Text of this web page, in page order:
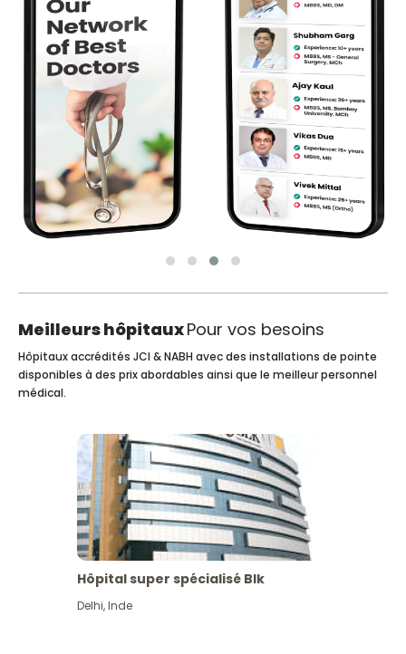
Meilleurs hôpitauxPour vos besoins
Hôpitaux accrédités JCI & NABH avec des installations de pointe
disponibles à des prix abordables ainsi que le meilleur personnel
médical.
Hôpital super spécialisé Blk
Delhi,Inde